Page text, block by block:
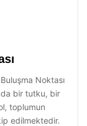
Noktası
bir tutku, bir
toplumun
edilmektedir.